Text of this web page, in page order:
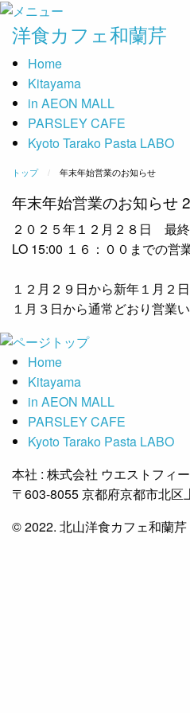
洋食カフェ和蘭芹
Home
Kitayama
in AEON MALL
PARSLEY CAFE
Kyoto Tarako Pasta LABO
トップ 年末年始営業のお知らせ
年末年始営業のお知らせ
２０２５年１２月２８日 最
LO 15:00 １６：００までの営
１２月２９日から新年１月２
１月３日から通常どおり営業い
Home
Kitayama
in AEON MALL
PARSLEY CAFE
Kyoto Tarako Pasta LABO
本社 : 株式会社 ウエストフィ
〒603-8055 京都府京都市北区
© 2022. 北山洋食カフェ和蘭芹